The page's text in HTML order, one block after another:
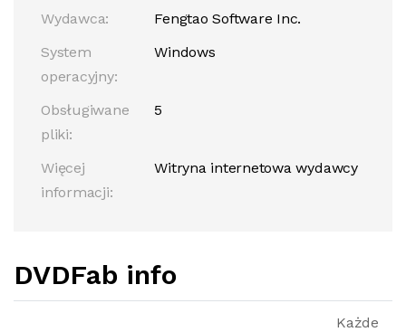
Wydawca:
Fengtao Software Inc.
System
operacyjny:
Windows
Obsługiwane
pliki:
5
Więcej
informacji:
Witryna internetowa wydawcy
DVDFab info
Każde